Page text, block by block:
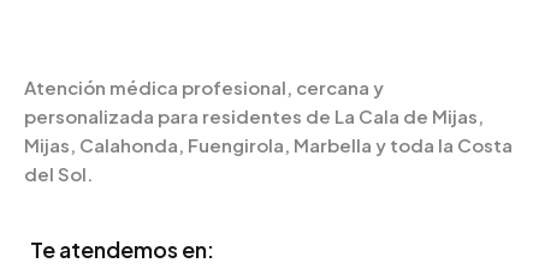
Atención médica profesional, cercana y
personalizada para residentes de La Cala de Mijas,
Mijas, Calahonda, Fuengirola, Marbella y toda la Costa
del Sol.
Te atendemos en: